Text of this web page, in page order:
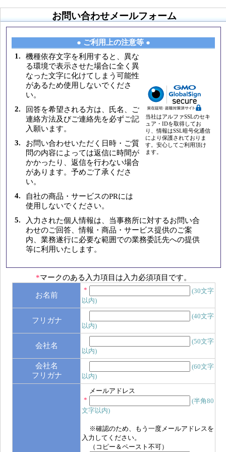
お問い合わせメールフォーム
● ご利用上の注意等 ●
1.
機種依存文字を利用すると、異な
る環境で表示させた場合に全く異
なった文字に化けてしまう可能性
があるため使用しないでくださ
い。
当社はアルファSSLのセキ
ュア・IDを取得してお
り、情報はSSL暗号化通信
により保護されておりま
す。安心してご利用頂け
ます。
2.
回答を希望される方は、氏名、ご
連絡方法及びご連絡先を必ずご記
入願います。
3.
お問い合わせいただく日時・ご質
問の内容によっては返信に時間が
かかったり、返信を行わない場合
があります。予めご了承くださ
い。
4.
自社の商品・サービスのPRには
使用しないでください。
5.
入力された個人情報は、当事務所に対するお問い合
わせのご回答、情報・商品・サービス提供のご案
内、業務遂行に必要な範囲での業務委託先への提供
等に利用いたします。
*マークのある入力項目は入力必須項目です。
お名前
*
(30文字
以内)
フリガナ
(40文字
以内)
会社名
(50文字
以内)
会社名
フリガナ
(60文字
以内)
メールアドレス
*
(半角80
文字以内)
※確認のため、もう一度メールアドレスを
入力してください。
（コピー＆ペースト不可）